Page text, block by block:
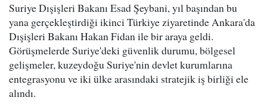
Suriye Dışişleri Bakanı Esad Şeybani, yıl başından bu
yana gerçekleştirdiği ikinci Türkiye ziyaretinde Ankara'da
Dışişleri Bakanı Hakan Fidan ile bir araya geldi.
Görüşmelerde Suriye'deki güvenlik durumu, bölgesel
gelişmeler, kuzeydoğu Suriye'nin devlet kurumlarına
entegrasyonu ve iki ülke arasındaki stratejik iş birliği ele
alındı.